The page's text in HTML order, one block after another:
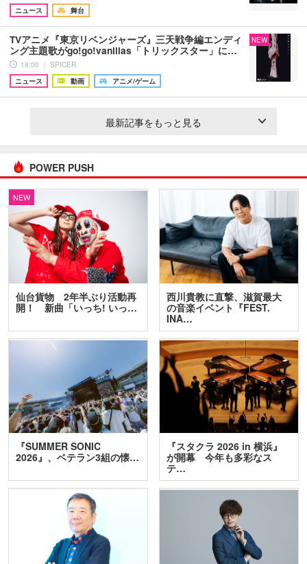
ニュース
舞台
TVアニメ『東京リベンジャーズ』三天戦争編エンディ
ング主題歌がgo!go!vanillas「トリックスター」に…
18:00 ｜ SPICER
ニュース
動画 アニメ/ゲーム
NEW
最新記事をもっと見る
POWER PUSH
NEW
仙台貨物 2年半ぶり活動再
開！ 新曲「いっち! いっ…
西川貴教に直撃、滋賀最大
の音楽イベント『FEST.
INA…
『SUMMER SONIC
2026』、ベテラン3組の懐…
『スタクラ 2026 in 横浜』
が開幕 今年も多彩なス
テ…